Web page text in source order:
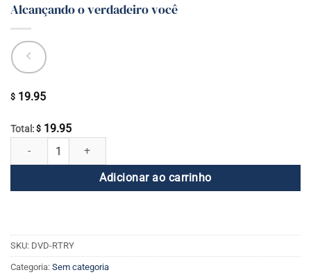
Alcançando o verdadeiro você
$ 19.95
Total: $ 19.95
Alcançando o verdadeiro você quantidade
Adicionar ao carrinho
SKU: DVD-RTRY
Categoria: Sem categoria